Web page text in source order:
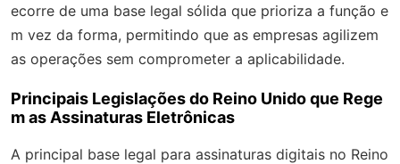
ecorre de uma base legal sólida que prioriza a função e
m vez da forma, permitindo que as empresas agilizem
as operações sem comprometer a aplicabilidade.
Principais Legislações do Reino Unido que Rege
m as Assinaturas Eletrônicas
A principal base legal para assinaturas digitais no Reino